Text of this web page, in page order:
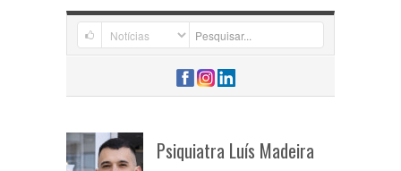
Psiquiatra Luís Madeira